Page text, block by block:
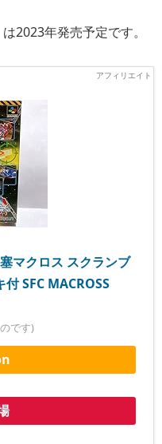
2023年発売予定です。
マクロス スクランブ
SFC MACROSS
です)